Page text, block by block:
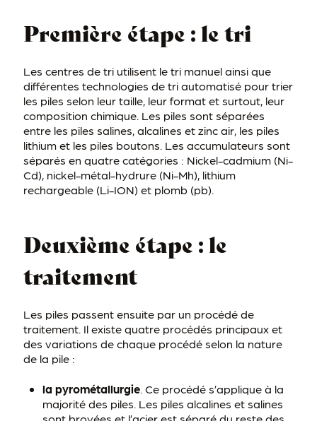
Première étape : le tri
Les centres de tri utilisent le tri manuel ainsi que
différentes technologies de tri automatisé pour trier
les piles selon leur taille, leur format et surtout, leur
composition chimique. Les piles sont séparées
entre les piles salines, alcalines et zinc air, les piles
lithium et les piles boutons. Les accumulateurs sont
séparés en quatre catégories : Nickel-cadmium (Ni-
Cd), nickel-métal-hydrure (Ni-Mh), lithium
rechargeable (Li-ION) et plomb (pb).
Deuxième étape : le
traitement
Les piles passent ensuite par un procédé de
traitement. Il existe quatre procédés principaux et
des variations de chaque procédé selon la nature
de la pile :
la pyrométallurgie. Ce procédé s’applique à la
majorité des piles. Les piles alcalines et salines